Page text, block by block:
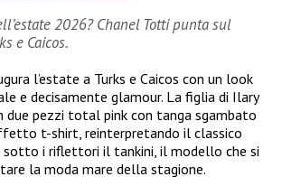
2026? Chanel Totti punta sul
e Caicos.
l’estate a Turks e Caicos con un look
e decisamente glamour. La figlia di Ilary
due pezzi total pink con tanga sgambato
t-shirt, reinterpretando il classico
sotto i riflettori il tankini, il modello che si
la moda mare della stagione.